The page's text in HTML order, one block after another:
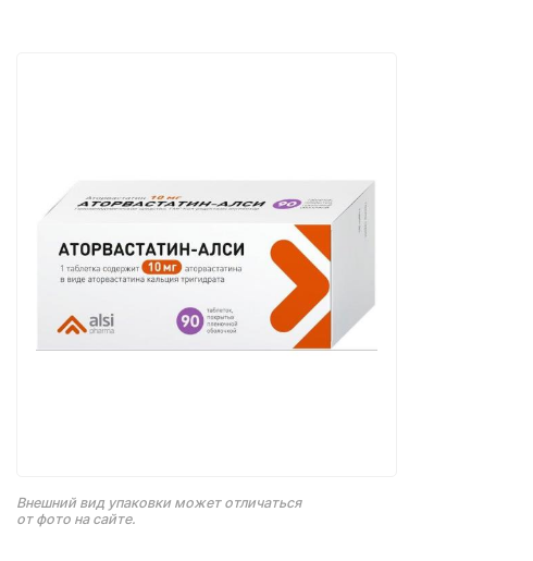
Внешний вид упаковки может отличаться
от фото на сайте.